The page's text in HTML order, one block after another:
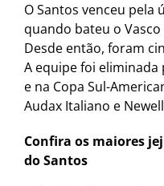
O Santos venceu pela
quando bateu o Vasco
Desde então, foram
A equipe foi eliminada
e na Copa Sul-
Audax Italiano e
Confira os maiores
do Santos